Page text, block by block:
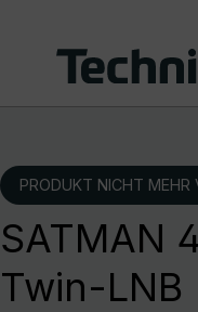
PRODUKT NICHT MEHR
SATMAN
Twin-LNB